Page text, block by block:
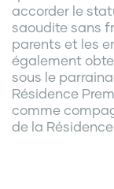
accorder le
saoudite sans
parents et les
également
sous le
Résidence
comme
de la